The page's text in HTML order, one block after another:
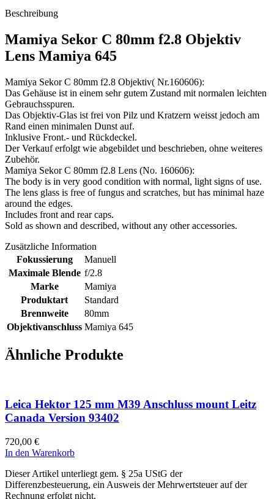
Beschreibung
Mamiya Sekor C 80mm f2.8 Objektiv
Lens Mamiya 645
Mamiya Sekor C 80mm f2.8 Objektiv( Nr.160606):
Das Gehäuse ist in einem sehr gutem Zustand mit normalen leichten
Gebrauchsspuren.
Das Objektiv-Glas ist frei von Pilz und Kratzern weisst jedoch am
Rand einen minimalen Dunst auf.
Inklusive Front.- und Rückdeckel.
Der Verkauf erfolgt wie abgebildet und beschrieben, ohne weiteres
Zubehör.
Mamiya Sekor C 80mm f2.8 Lens (No. 160606):
The body is in very good condition with normal, light signs of use.
The lens glass is free of fungus and scratches, but has minimal haze
around the edges.
Includes front and rear caps.
Sold as shown and described, without any other accessories.
Zusätzliche Information
Fokussierung
Manuell
Maximale Blende f/2.8
Marke
Mamiya
Produktart
Standard
Brennweite
80mm
Objektivanschluss Mamiya 645
Ähnliche Produkte
Leica Hektor 125 mm M39 Anschluss mount Leitz
Canada Version 93402
720,00 €
In den Warenkorb
Dieser Artikel unterliegt gem. § 25a UStG der
Differenzbesteuerung, ein Ausweis der Mehrwertsteuer auf der
Rechnung erfolgt nicht.